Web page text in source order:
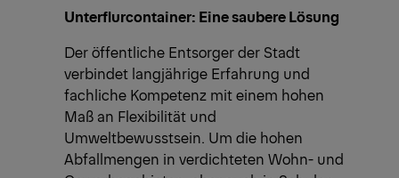
Unterflurcontainer: Eine saubere Lösung
Der öffentliche Entsorger der Stadt
verbindet langjährige Erfahrung und
fachliche Kompetenz mit einem hohen
Maß an Flexibilität und
Umweltbewusstsein. Um die hohen
Abfallmengen in verdichteten Wohn- und